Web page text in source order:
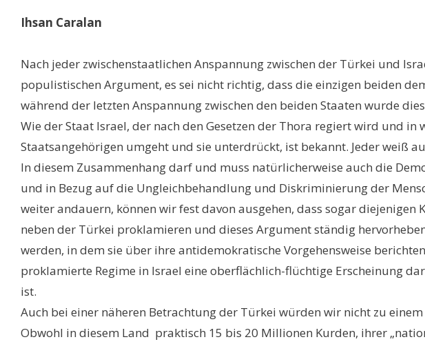
Ihsan Caralan
Nach jeder zwischenstaatlichen Anspannung zwischen der Türkei und
populistischen Argument, es sei nicht richtig, dass die einzigen beiden
während der letzten Anspannung zwischen den beiden Staaten wurde
Wie der Staat Israel, der nach den Gesetzen der Thora regiert wird und
Staatsangehörigen umgeht und sie unterdrückt, ist bekannt. Jeder weiß
In diesem Zusammenhang darf und muss natürlicherweise auch die
und in Bezug auf die Ungleichbehandlung und Diskriminierung der
weiter andauern, können wir fest davon ausgehen, dass sogar
neben der Türkei proklamieren und dieses Argument ständig
werden, in dem sie über ihre antidemokratische Vorgehensweise
proklamierte Regime in Israel eine oberflächlich-flüchtige Erscheinung
ist.
Auch bei einer näheren Betrachtung der Türkei würden wir nicht zu
Obwohl in diesem Land praktisch 15 bis 20 Millionen Kurden, ihrer